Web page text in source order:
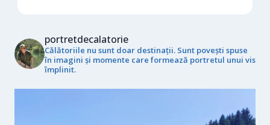
portretdecalatorie
Călătoriile nu sunt doar destinații. Sunt povești spuse
în imagini și momente care formează portretul unui vis
împlinit.